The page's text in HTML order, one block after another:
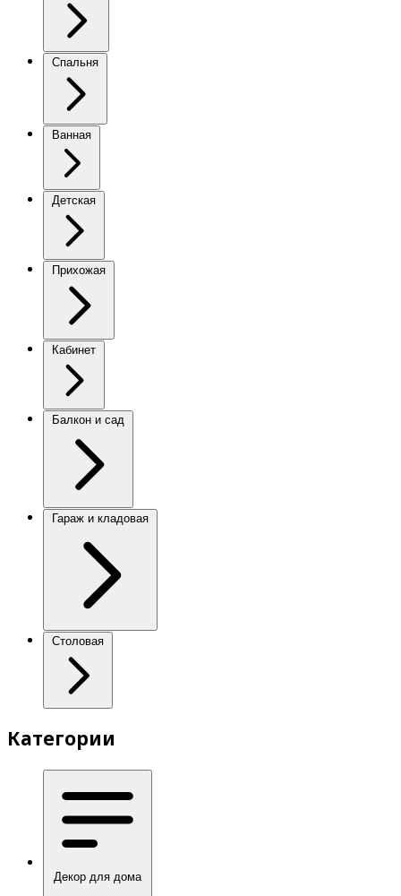
Спальня
Ванная
Детская
Прихожая
Кабинет
Балкон и сад
Гараж и кладовая
Столовая
Категории
Декор для дома